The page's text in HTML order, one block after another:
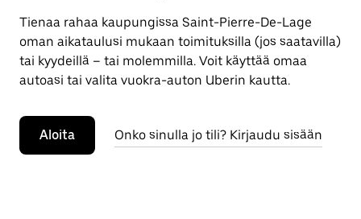
Tienaa rahaa kaupungissa Saint-Pierre-De-Lage
oman aikataulusi mukaan toimituksilla (jos saatavilla)
tai kyydeillä – tai molemmilla. Voit käyttää omaa
autoasi tai valita vuokra-auton Uberin kautta.
Aloita Onko sinulla jo tili? Kirjaudu sisään